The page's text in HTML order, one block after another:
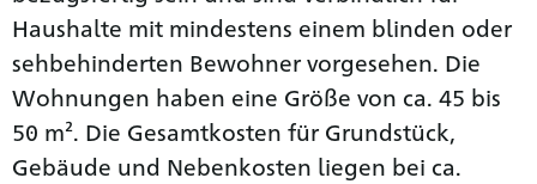
Haushalte mit mindestens einem blinden oder
sehbehinderten Bewohner vorgesehen. Die
Wohnungen haben eine Größe von ca. 45 bis
50 m². Die Gesamtkosten für Grundstück,
Gebäude und Nebenkosten liegen bei ca.